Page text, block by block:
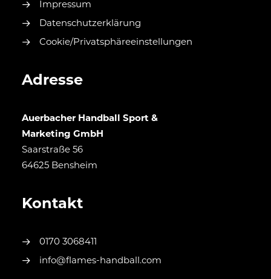
Impressum
Datenschutzerklärung
Cookie/Privatsphäreeinstellungen
Adresse
Auerbacher Handball Sport &
Marketing GmbH
Saarstraße 56
64625 Bensheim
Kontakt
0170 3068411
info@flames-handball.com